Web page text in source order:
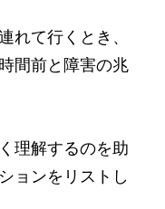
れて行くとき、
間前と障害の兆
理解するのを助
ョンをリストし